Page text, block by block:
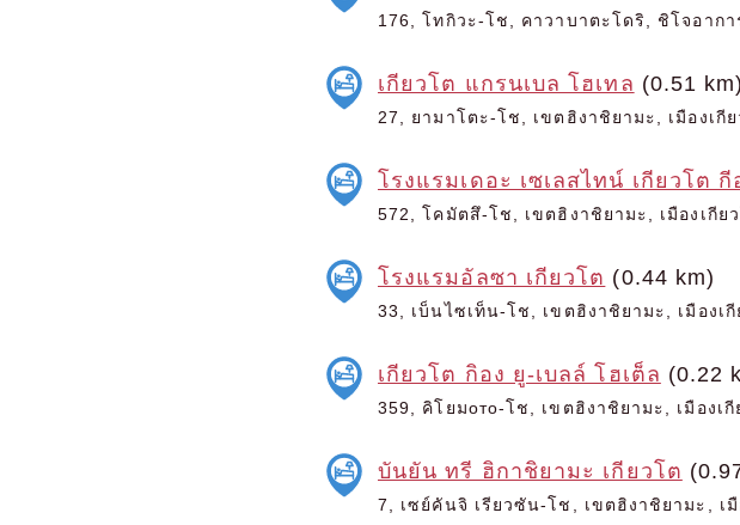
176, โทกิวะ-โช, คาวาบาตะโดริ, ชิโจอากา
เกียวโต แกรนเบล โฮเทล (0.51 km)
27, ยามาโตะ-โช, เขตฮิงาชิยามะ, เมืองเกี
โรงแรมเดอะ เซเลสไทน์ เกียวโต กี
572, โคมัตสึ-โช, เขตฮิงาชิยามะ, เมืองเกีย
โรงแรมอัลซา เกียวโต (0.44 km)
33, เบ็นไซเท็น-โช, เขตฮิงาชิยามะ, เมืองเ
เกียวโต กิอง ยู-เบลล์ โฮเต็ล (0.22
359, คิโยมото-โช, เขตฮิงาชิยามะ, เมืองเกี
บันยัน ทรี ฮิกาชิยามะ เกียวโต
7, เซย์คันจิ เรียวซัน-โช, เขตฮิงาชิยามะ, เมื